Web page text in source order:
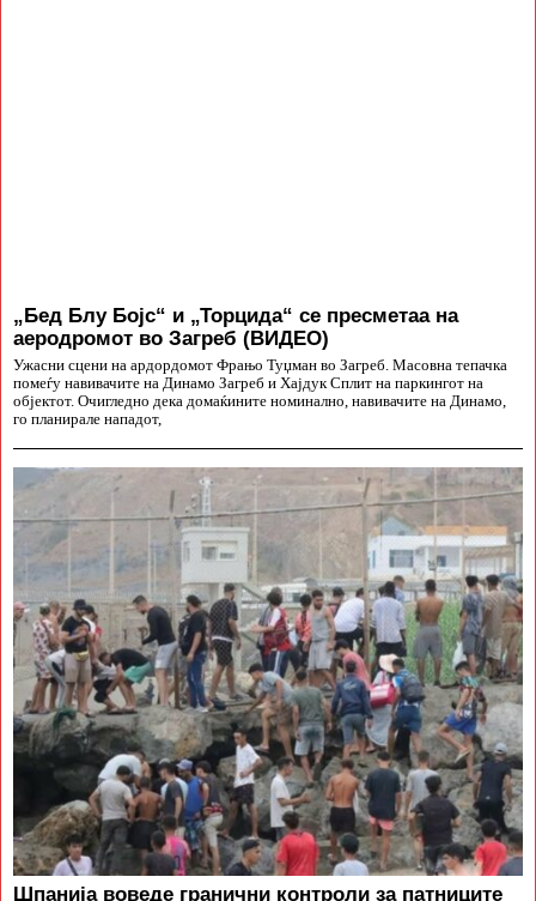
„Бед Блу Бојс“ и „Торцида“ се пресметаа на
аеродромот во Загреб (ВИДЕО)
Ужасни сцени на ардордомот Фрањо Туџман во Загреб. Масовна тепачка
помеѓу навивачите на Динамо Загреб и Хајдук Сплит на паркингот на
објектот. Очигледно дека домаќините номинално, навивачите на Динамо,
го планирале нападот,
Шпанија воведе гранични контроли за патниците